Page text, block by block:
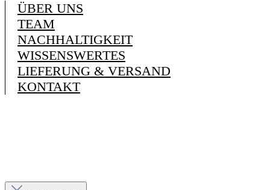
ÜBER UNS
TEAM
NACHHALTIGKEIT
WISSENSWERTES
LIEFERUNG & VERSAND
KONTAKT